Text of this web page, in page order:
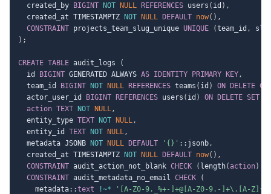
  created_by
BIGINT NOT NULL REFERENCES users ( id ) ,
  created_at TIMESTAMPTZ
NOT NULL DEFAULT now( ) ,
CONSTRAINT projects_team_slug_unique UNIQUE (team_id ,
) ;
CREATE TABLE audit_logs
(
  id
BIGINT GENERATED ALWAYS AS IDENTITY PRIMARY KEY,
  team_id
BIGINT NOT NULL REFERENCES teams ( id ) ON DELETE
  actor_user_id
BIGINT REFERENCES users ( id ) ON DELETE SET
action TEXT NOT NULL,
  entity_type
TEXT NOT NULL,
  entity_id
TEXT NOT NULL,
  metadata JSONB
NOT NULL DEFAULT '{}' ::jsonb,
  created_at TIMESTAMPTZ
NOT NULL DEFAULT now( ) ,
CONSTRAINT audit_action_not_blank CHECK ( length( action)
CONSTRAINT audit_metadata_no_email CHECK
(
    metadata::
text !~*
'[A-Z0-9._%+-]+@[A-Z0-9.-]+\.[A-